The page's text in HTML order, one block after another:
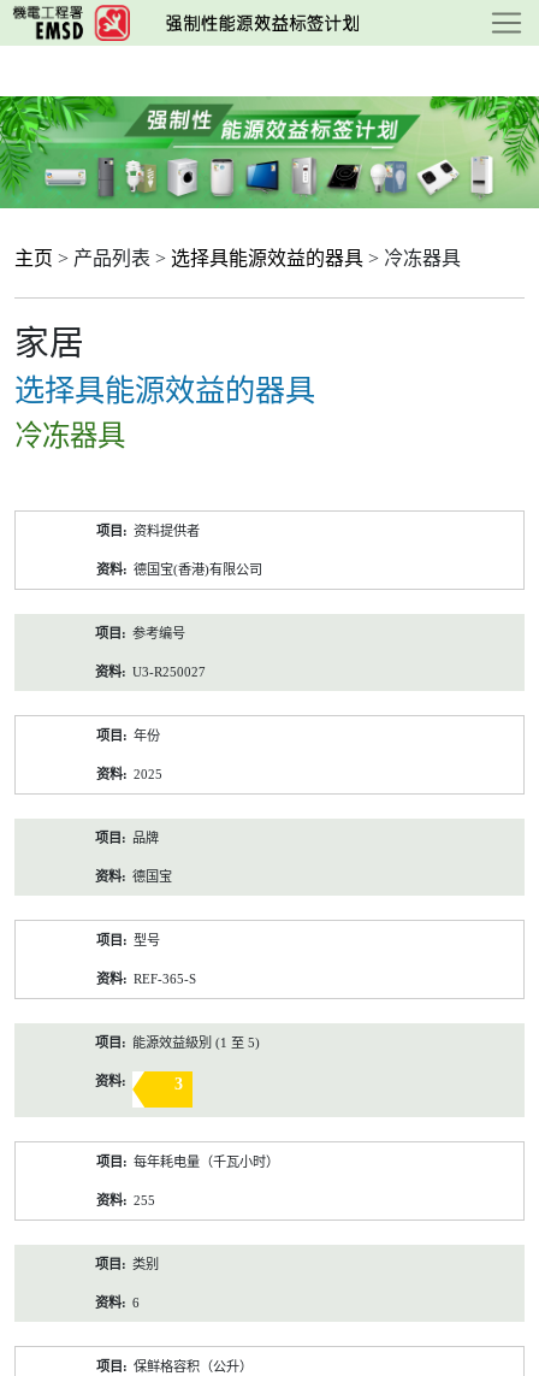
跳
至
要
内
容
主页 > 产品列表 > 选择具能源效益的器具 > 冷冻器具
家居
选择具能源效益的器具
冷冻器具
资料提供者
德国宝(香港)有限公司
参考编号
U3-R250027
年份
2025
品牌
德国宝
型号
REF-365-S
能源效益級別 (1 至 5)
3
每年耗电量（千瓦小时）
255
类别
6
保鲜格容积（公升）